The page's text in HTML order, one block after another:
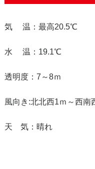
気 温：最高20.5℃
水 温：19.1℃
透明度：7～8ｍ
風向き:北北西1ｍ～西南
天 気：晴れ